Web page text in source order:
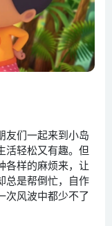
友们一起来到小岛
活轻松又有趣。但
各样的麻烦来，让
总是帮倒忙，自作
次风波中都少不了